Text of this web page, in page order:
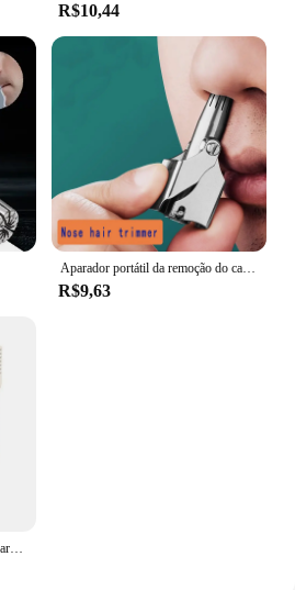
R$10,44
Aparador portátil da remoção do cabelo do nariz para homens, de aço inoxidável, lavagem manual, remoção do cabelo do nariz
R$9,63
Mais recente Nasal Hair Cutter para homens e mulheres, 360 Graus Rotating Clippers, Nose Hair Trimmer, Safe Portable, Manual, 1 Pc, 2 Pcs, 3Pcs, 2023